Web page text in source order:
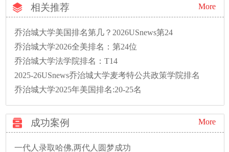
相关推荐 More
乔治城大学美国排名第几？2026USnews第24
乔治城大学2026全美排名：第24位
乔治城大学法学院排名：T14
2025-26USnews乔治城大学麦考特公共政策学院排名
乔治城大学2025年美国排名:20-25名
成功案例 More
一代人录取哈佛,两代人圆梦成功